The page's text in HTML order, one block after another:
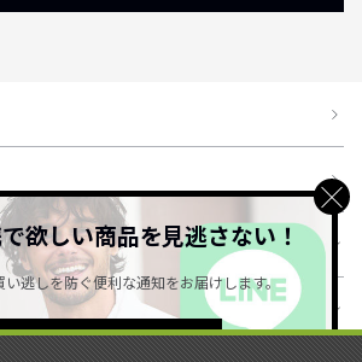
欲しい商品を見逃さない！
い逃しを防ぐ便利な通知をお届けします。
詳しくはこちら ＞